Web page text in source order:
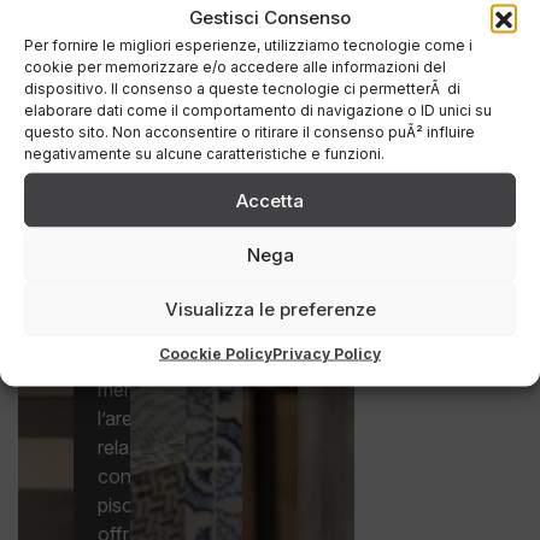
Gestisci Consenso
Per fornire le migliori esperienze, utilizziamo tecnologie come i
cookie per memorizzare e/o accedere alle informazioni del
dispositivo. Il consenso a queste tecnologie ci permetterÃ di
elaborare dati come il comportamento di navigazione o ID unici su
questo sito. Non acconsentire o ritirare il consenso puÃ² influire
negativamente su alcune caratteristiche e funzioni.
Accetta
Nega
Visualizza le preferenze
Coockie PolicyPrivacy Policy
aperta.
I
percorsi
interni
alla
rilassanti,
mentre
l’area
relax
con
piscina
offre